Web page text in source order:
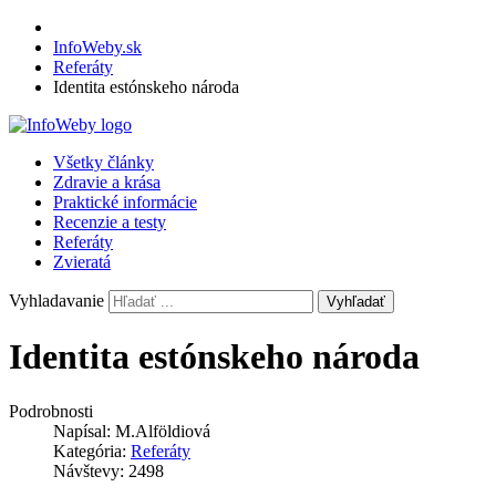
InfoWeby.sk
Referáty
Identita estónskeho národa
Všetky články
Zdravie a krása
Praktické informácie
Recenzie a testy
Referáty
Zvieratá
Vyhladavanie Vyhľadať
Identita estónskeho národa
Podrobnosti
Napísal: M.Alföldiová
Kategória: Referáty
Návštevy: 2498